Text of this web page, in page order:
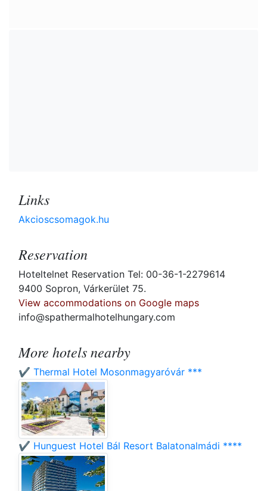
Links
Akcioscsomagok.hu
Reservation
Hoteltelnet Reservation Tel: 00-36-1-2279614
9400 Sopron, Várkerület 75.
View accommodations on Google maps
info@spathermalhotelhungary.com
More hotels nearby
✔️ Thermal Hotel Mosonmagyaróvár ***
✔️ Hunguest Hotel Bál Resort Balatonalmádi ****